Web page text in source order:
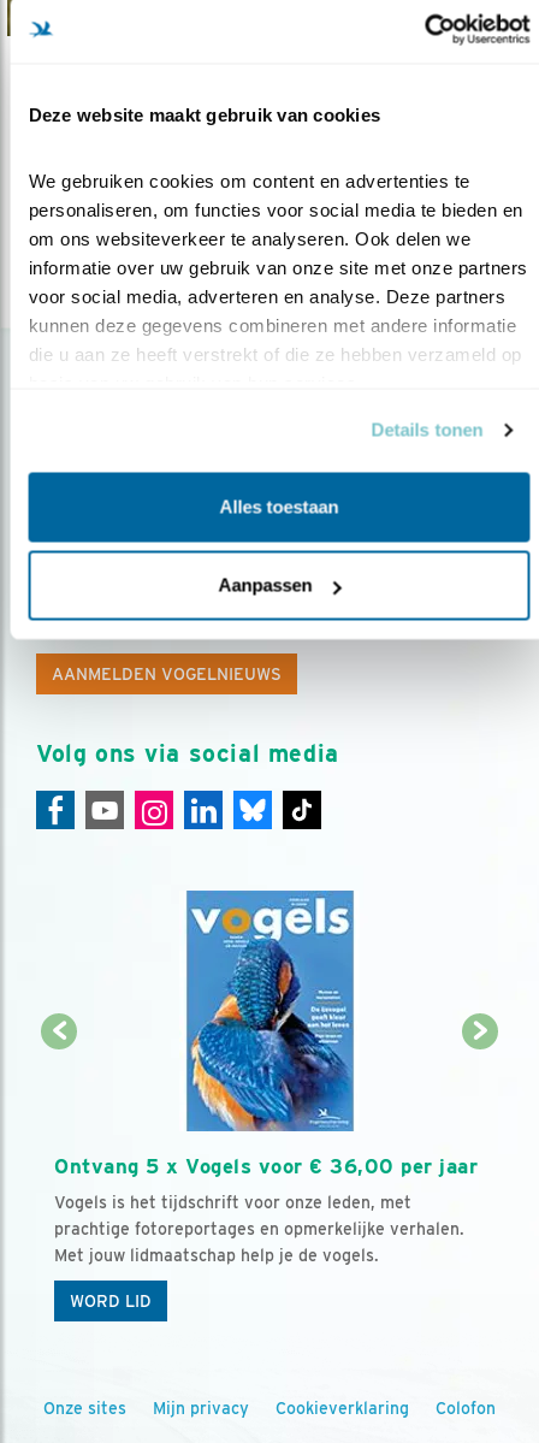
Deze website maakt gebruik van cookies
We gebruiken cookies om content en advertenties te
personaliseren, om functies voor social media te bieden en
om ons websiteverkeer te analyseren. Ook delen we
informatie over uw gebruik van onze site met onze partners
voor social media, adverteren en analyse. Deze partners
kunnen deze gegevens combineren met andere informatie
die u aan ze heeft verstrekt of die ze hebben verzameld op
Details tonen
Alles toestaan
Aanpassen
Kijktip: heerlijke heide
lees meer
Op de hoogte blijven?
Meld je aan en ontvang nieuws, inspiratie, acties en tips
AANMELDEN VOGELNIEUWS
Volg ons via social media
Ontvang 5 x Vogels voor € 36,00 per jaar
Vogels is het tijdschrift voor onze leden, met
prachtige fotoreportages en opmerkelijke verhalen.
Met jouw lidmaatschap help je de vogels.
WORD LID
Onze sites Mijn privacy Cookieverklaring Colofon